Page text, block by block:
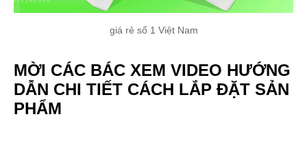
giá rẻ số 1 Việt Nam
MỜI CÁC BÁC XEM VIDEO HƯỚNG
DẪN CHI TIẾT CÁCH LẮP ĐẶT SẢN
PHẨM